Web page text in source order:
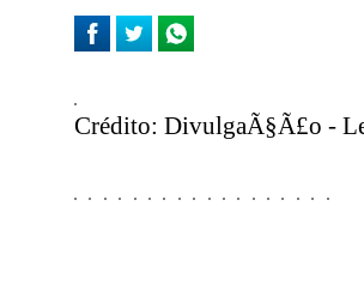
Crédito: DivulgaÃ§Ã£o -